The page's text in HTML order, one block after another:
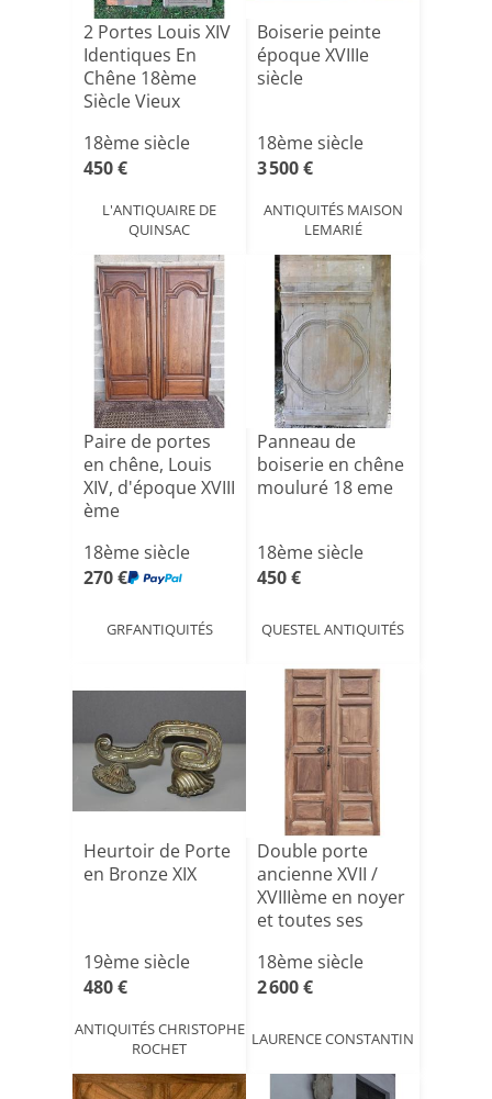
2 Portes Louis XIV
Identiques En
Chêne 18ème
Siècle Vieux
18ème siècle
450 €
L'ANTIQUAIRE DE
QUINSAC
Boiserie peinte
époque XVIIIe
siècle
18ème siècle
3 500 €
ANTIQUITÉS MAISON
LEMARIÉ
Paire de portes
en chêne, Louis
XIV, d'époque XVIII
ème
18ème siècle
270 €
GRFANTIQUITÉS
Panneau de
boiserie en chêne
mouluré 18 eme
18ème siècle
450 €
QUESTEL ANTIQUITÉS
Heurtoir de Porte
en Bronze XIX
19ème siècle
480 €
ANTIQUITÉS CHRISTOPHE
ROCHET
Double porte
ancienne XVII /
XVIIIème en noyer
et toutes ses
18ème siècle
2 600 €
LAURENCE CONSTANTIN